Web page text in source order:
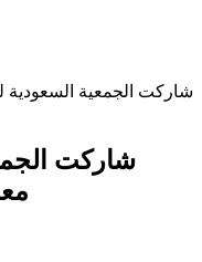
شاركت الجمعية
شاركت